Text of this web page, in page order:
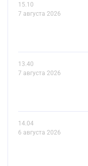
15.10
7 августа 2026
13.40
7 августа 2026
14.04
6 августа 2026